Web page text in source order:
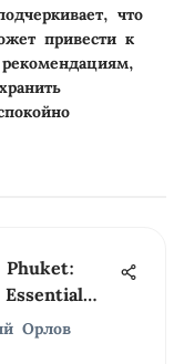
что
привести к
Орлов